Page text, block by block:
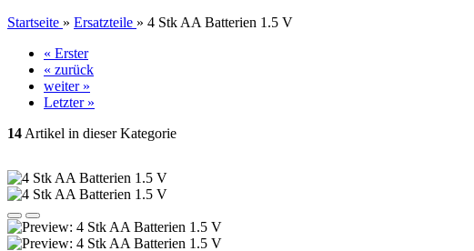
Startseite » Ersatzteile » 4 Stk AA Batterien 1.5 V
« Erster
« zurück
weiter »
Letzter »
14 Artikel in dieser Kategorie